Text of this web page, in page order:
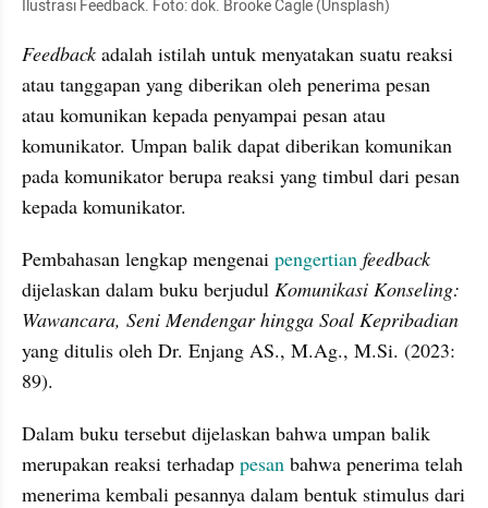
Ilustrasi Feedback. Foto: dok. Brooke Cagle (Unsplash)
Feedback adalah istilah untuk menyatakan suatu reaksi
atau tanggapan yang diberikan oleh penerima pesan
atau komunikan kepada penyampai pesan atau
komunikator. Umpan balik dapat diberikan komunikan
pada komunikator berupa reaksi yang timbul dari pesan
kepada komunikator.
Pembahasan lengkap mengenai pengertian
dijelaskan dalam buku berjudul Komunikasi Konseling:
yang ditulis oleh Dr. Enjang AS., M.Ag., M.Si. (2023:
89).
Dalam buku tersebut dijelaskan bahwa umpan balik
merupakan reaksi terhadap pesan bahwa penerima telah
menerima kembali pesannya dalam bentuk stimulus dari